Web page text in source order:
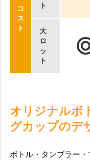
コ
ス
ト
ト
大
ロ
ッ
ト
オリジナルボ
グカップのデ
ボトル・タンブラー